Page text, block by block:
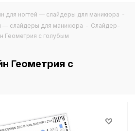
для ногтей — слайдеры для маникюра -
— слайдеры для маникюра - Слайдер-
Геометрия с голубым
Геометрия с